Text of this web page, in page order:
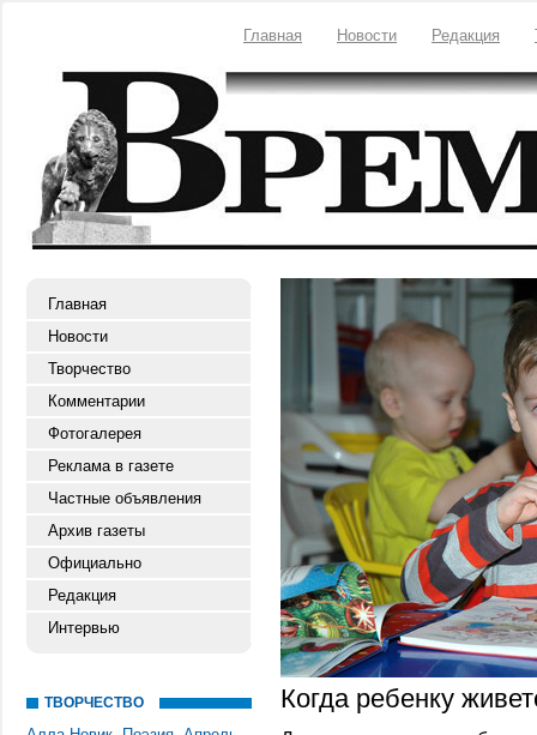
Главная Новости Редакция
Главная
Новости
Творчество
Комментарии
Фотогалерея
Реклама в газете
Частные объявления
Архив газеты
Официально
Редакция
Интервью
ТВОРЧЕСТВО Когда ребенку